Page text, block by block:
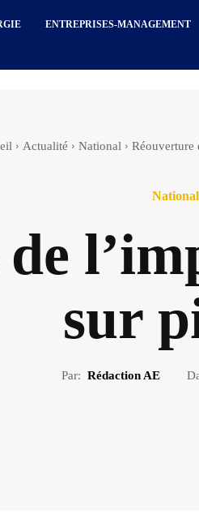
ENTREPRISES-MANAGEMENT
Actualité National Réouverture
National
sur
Par: Rédaction AE